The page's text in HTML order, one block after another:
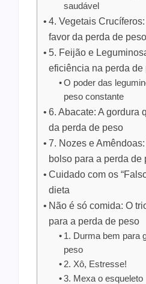
saudável
4. Vegetais
favor da perda de peso
5. Feijão e
eficiência na perda de
O poder das
peso constante
6. Abacate: A gordura
da perda de peso
7. Nozes e
bolso para a perda de
Cuidado com os
dieta
Não é só comida: O
para a perda de peso
1. Durma bem para
peso
2. Xô, Estresse!
3. Mexa o esqueleto